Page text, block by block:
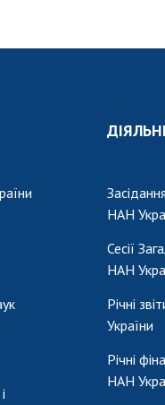
НАН
Сесії
НАН
Річні
України
Річні
НАН